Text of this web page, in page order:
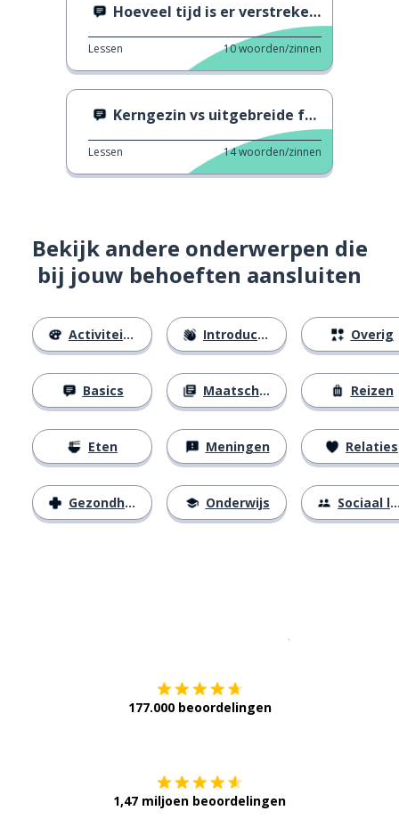
Hoeveel tijd is er verstreken?
Lessen 10woorden/zinnen
Kerngezin vs uitgebreide familie
Lessen 14woorden/zinnen
Bekijk andere onderwerpen die
bij jouw behoeften aansluiten
Activiteiten
Basics
Eten
Gezondheid
Introducties
Maatschappij
Meningen
Onderwijs
Overig
Reizen
Relaties
Sociaal leven
177.000 beoordelingen
1,47 miljoen beoordelingen